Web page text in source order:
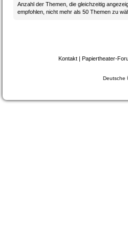
Anzahl der Themen, die gleichzeitig
empfohlen, nicht mehr als 50 Themen zu
Kontakt | Papiertheater-
Deutsche